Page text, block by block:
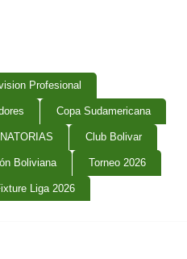
Profesional
Copa Sudamericana
Club Bolivar
Boliviana Torneo 2026
Liga 2026